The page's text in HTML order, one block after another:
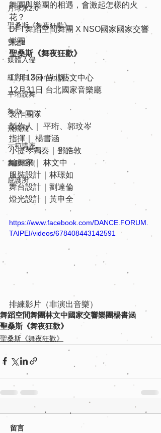
月球水2.0
聖桑斯《舞夜狂歡》
勥之2
媒體入侵
紅與白 Zoom-in版
平珩說舞
舞力
飛飛飛
示範講座
舞蹈空間
庇護所
舞團與樂團的相遇，會激起怎樣的火
花？
DFT舞蹈空間舞團 X NSO國家國家交響
樂團
聖桑斯《舞夜狂歡》
11月13日 苗北藝文中心
12月31日 台北國家音樂廳
製作團隊
製作人｜ 平珩、郭玟岑
指揮｜ 楊書涵
小提琴獨奏｜鄧皓敦
編舞家｜ 林文中
服裝設計｜林璟如
舞台設計｜劉達倫
燈光設計｜黃申全
https://www.facebook.com/DANCE.FORUM.
TAIPEI/videos/678408443142591
排練影片（非演出音樂）
舞蹈空間舞團林文中國家交響樂團楊書涵
聖桑斯《舞夜狂歡》
聖桑斯《舞夜狂歡》
留言